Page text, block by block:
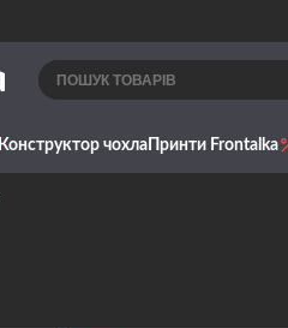
Конструктор чохла Принти Frontalka